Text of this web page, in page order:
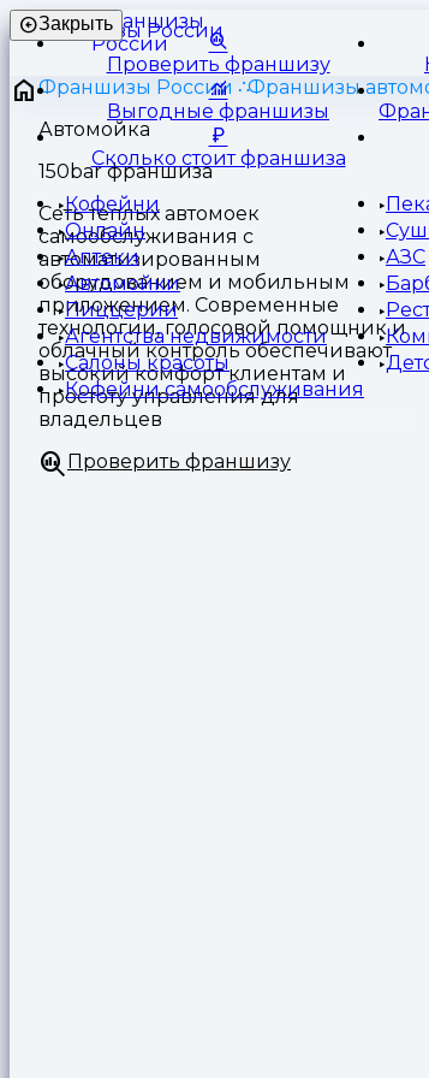
Франшизы
России
Закрыть
Проверить франшизу
Выгодные франшизы
Сколько стоит франшиза
Кофейни
Онлайн
Аптеки
АЗС
Автомойки
Пиццерии
Агентства недвижимости
Салоны красоты
Кофейни самообслуживания
Франшизы России
Франшизы
Автомойка
150bar франшиза
Сеть теплых автомоек
самообслуживания с
автоматизированным
оборудованием и мобильным
приложением. Современные
технологии, голосовой помощник и
облачный контроль обеспечивают
высокий комфорт клиентам и
простоту управления для
владельцев
Проверить франшизу